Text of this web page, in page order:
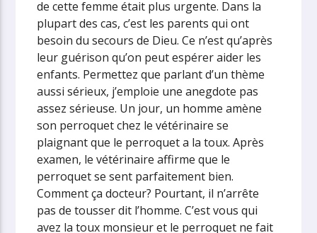
de cette femme était plus urgente. Dans la
plupart des cas, c’est les parents qui ont
besoin du secours de Dieu. Ce n’est qu’après
leur guérison qu’on peut espérer aider les
enfants. Permettez que parlant d’un thème
aussi sérieux, j’emploie une anegdote pas
assez sérieuse. Un jour, un homme amène
son perroquet chez le vétérinaire se
plaignant que le perroquet a la toux. Après
examen, le vétérinaire affirme que le
perroquet se sent parfaitement bien.
Comment ça docteur? Pourtant, il n’arrête
pas de tousser dit l’homme. C’est vous qui
avez la toux monsieur et le perroquet ne fait